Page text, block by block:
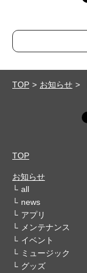
TOP お知らせ
TOP
お知らせ
all
news
アプリ
メンテナンス
イベント
ミュージック
グッズ